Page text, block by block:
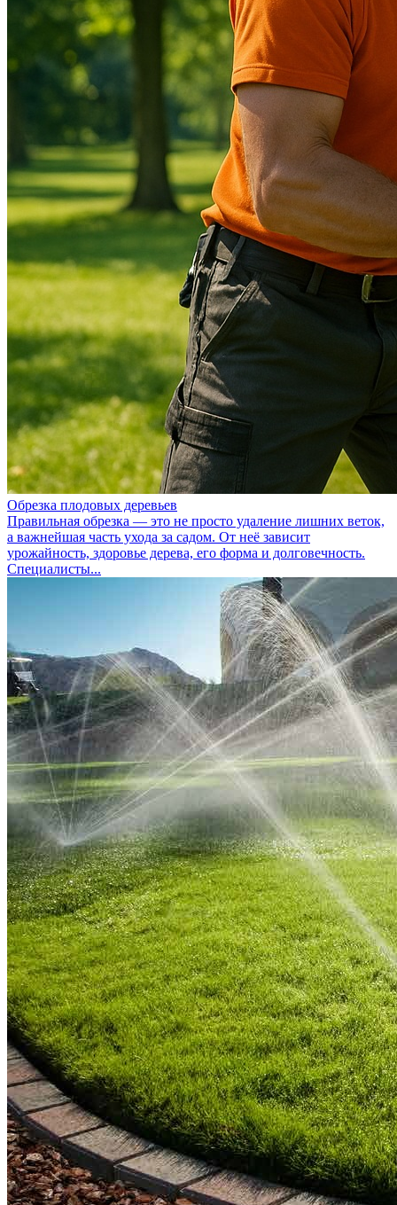
Обрезка плодовых деревьев
Правильная обрезка — это не просто удаление лишних веток,
а важнейшая часть ухода за садом. От неё зависит
урожайность, здоровье дерева, его форма и долговечность.
Специалисты...